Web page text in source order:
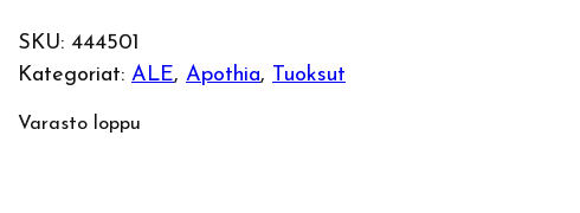
SKU: 444501
Kategoriat:ALE, Apothia, Tuoksut
Varasto loppu